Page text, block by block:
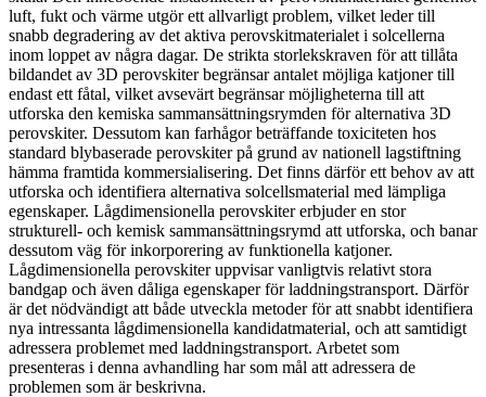
luft, fukt och värme utgör ett allvarligt problem, vilket leder till
snabb degradering av det aktiva perovskitmaterialet i solcellerna
inom loppet av några dagar. De strikta storlekskraven för att tillåta
bildandet av 3D perovskiter begränsar antalet möjliga katjoner till
endast ett fåtal, vilket avsevärt begränsar möjligheterna till att
utforska den kemiska sammansättningsrymden för alternativa 3D
perovskiter. Dessutom kan farhågor beträffande toxiciteten hos
standard blybaserade perovskiter på grund av nationell lagstiftning
hämma framtida kommersialisering. Det finns därför ett behov av att
utforska och identifiera alternativa solcellsmaterial med lämpliga
egenskaper. Lågdimensionella perovskiter erbjuder en stor
strukturell- och kemisk sammansättningsrymd att utforska, och banar
dessutom väg för inkorporering av funktionella katjoner.
Lågdimensionella perovskiter uppvisar vanligtvis relativt stora
bandgap och även dåliga egenskaper för laddningstransport. Därför
är det nödvändigt att både utveckla metoder för att snabbt identifiera
nya intressanta lågdimensionella kandidatmaterial, och att samtidigt
adressera problemet med laddningstransport. Arbetet som
presenteras i denna avhandling har som mål att adressera de
problemen som är beskrivna.